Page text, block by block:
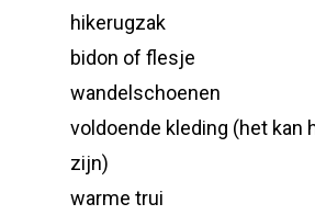
hikerugzak
bidon of flesje
wandelschoenen
voldoende kleding (het kan
zijn)
warme trui